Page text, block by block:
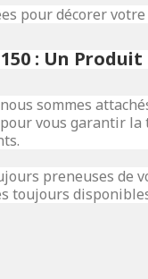
pour décorer
150 : Un
nous sommes
vous garantir la
preneuses de
toujours